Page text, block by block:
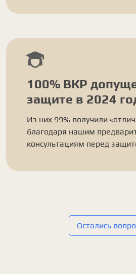
100% ВКР
защите в 2024
Из них 99% получили
благодаря нашим
консультациям перед
Остались